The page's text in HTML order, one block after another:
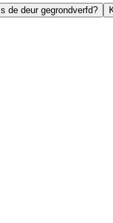
Is de deur gegrondverfd?